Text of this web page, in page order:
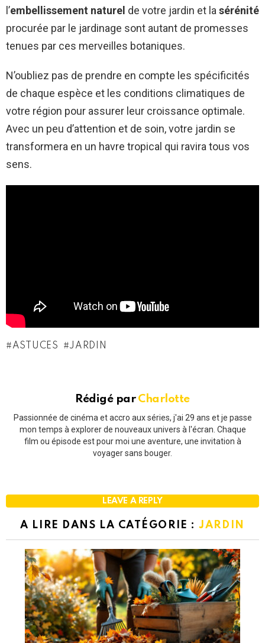
l’embellissement naturel de votre jardin et lasérénité
procurée par le jardinage sont autant de promesses
tenues par ces merveilles botaniques.
N’oubliez pas de prendre en compte les spécificités
de chaque espèce et les conditions climatiques de
votre région pour assurer leur croissance optimale.
Avec un peu d’attention et de soin, votre jardin se
transformera en un havre tropical qui ravira tous vos
sens.
ASTUCES JARDIN
Rédigé par Charlotte
Passionnée de cinéma et accro aux séries, j'ai 29 ans et je passe
mon temps à explorer de nouveaux univers à l'écran. Chaque
film ou épisode est pour moi une aventure, une invitation à
voyager sans bouger.
LEAVE A REPLY
A LIRE DANS LA CATÉGORIE :JARDIN